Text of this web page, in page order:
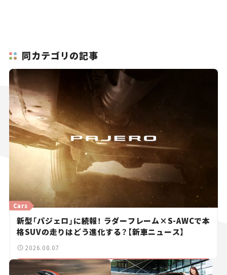
同カテゴリの記事
新型「パジェロ」に続報！ ラダーフレーム×S-AWCで本
格SUVの走りはどう進化する？【新車ニュース】
Cars
2026.08.07